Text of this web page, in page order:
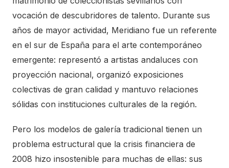
vocación de descubridores de talento. Durante sus
años de mayor actividad, Meridiano fue un referente
en el sur de España para el arte contemporáneo
emergente: representó a artistas andaluces con
proyección nacional, organizó exposiciones
colectivas de gran calidad y mantuvo relaciones
sólidas con instituciones culturales de la región.
Pero los modelos de galería tradicional tienen un
problema estructural que la crisis financiera de
2008 hizo insostenible para muchas de ellas: sus